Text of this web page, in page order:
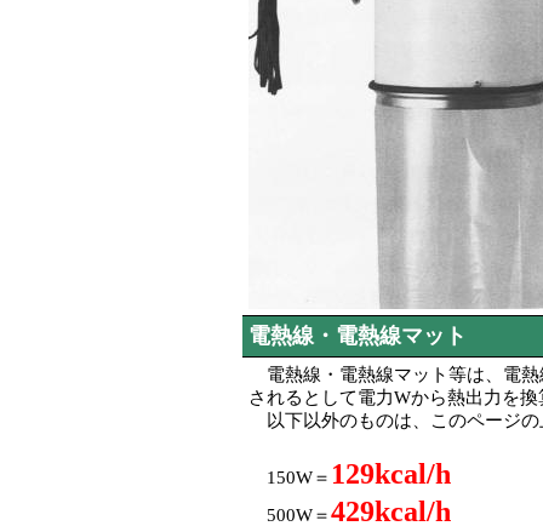
電熱線・電熱線マット
電熱線・電熱線マット等は、電熱
されるとして電力Wから熱出力を
以下以外のものは、このページの
150W＝ 129kcal/h
500W＝429kcal/h